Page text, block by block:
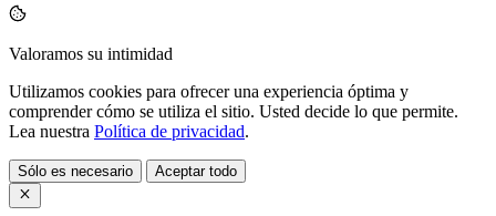
Valoramos su intimidad
Utilizamos cookies para ofrecer una experiencia óptima y
comprender cómo se utiliza el sitio. Usted decide lo que permite.
Lea nuestra Política de privacidad.
Sólo es necesario Aceptar todo